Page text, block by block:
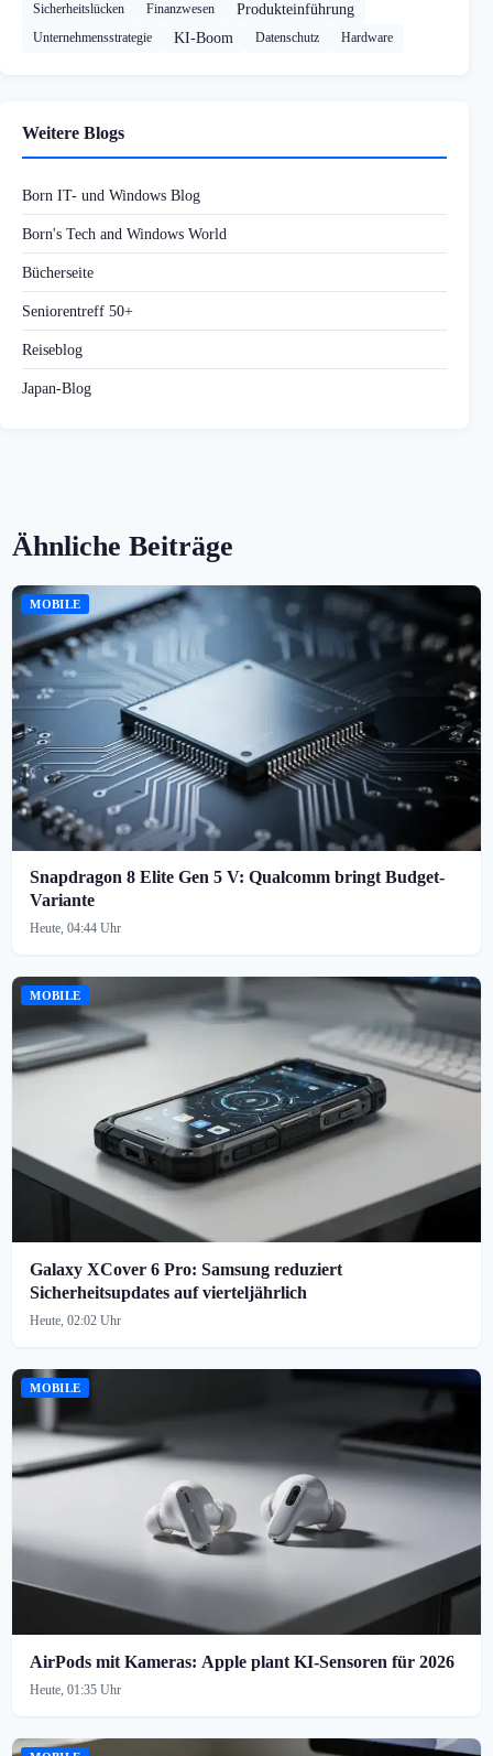
Sicherheitslücken Finanzwesen Produkteinführung
Unternehmensstrategie KI-Boom Datenschutz Hardware
Weitere Blogs
Born IT- und Windows Blog
Born's Tech and Windows World
Bücherseite
Seniorentreff 50+
Reiseblog
Japan-Blog
Ähnliche Beiträge
MOBILE
Snapdragon 8 Elite Gen 5 V: Qualcomm bringt Budget-
Variante
Heute, 04:44 Uhr
MOBILE
Galaxy XCover 6 Pro: Samsung reduziert
Sicherheitsupdates auf vierteljährlich
Heute, 02:02 Uhr
MOBILE
AirPods mit Kameras: Apple plant KI-Sensoren für 2026
Heute, 01:35 Uhr